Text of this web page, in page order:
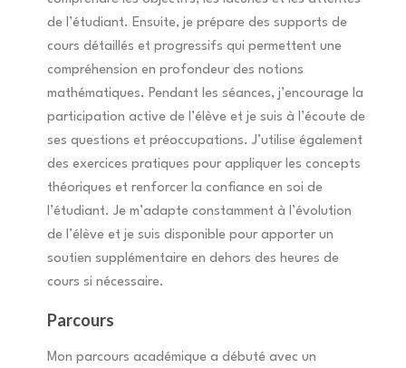
de l’étudiant. Ensuite, je prépare des supports de
cours détaillés et progressifs qui permettent une
compréhension en profondeur des notions
mathématiques. Pendant les séances, j’encourage la
participation active de l’élève et je suis à l’écoute de
ses questions et préoccupations. J’utilise également
des exercices pratiques pour appliquer les concepts
théoriques et renforcer la confiance en soi de
l’étudiant. Je m’adapte constamment à l’évolution
de l’élève et je suis disponible pour apporter un
soutien supplémentaire en dehors des heures de
cours si nécessaire.
Parcours
Mon parcours académique a débuté avec un